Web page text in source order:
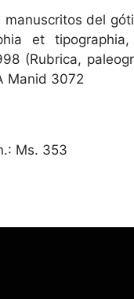
del
et
(Rubrica,
Manid 3072
Ms. 353